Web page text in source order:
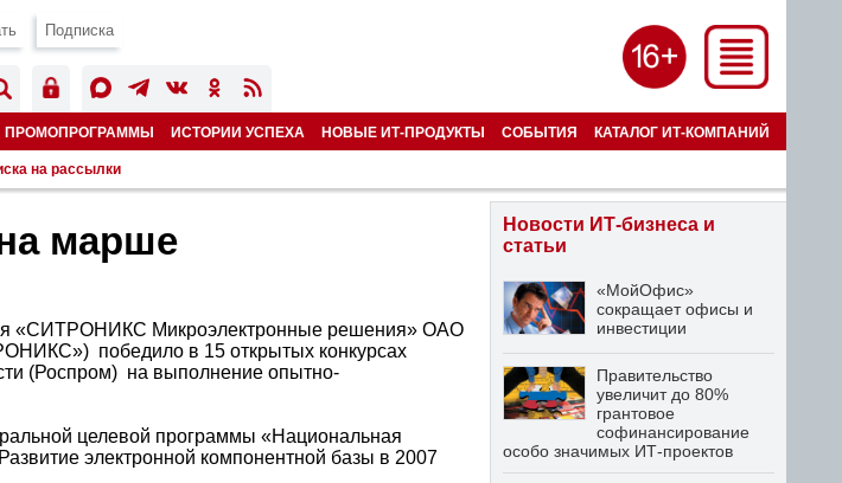
Подписка
ПРОМОПРОГРАММЫ ИСТОРИИ УСПЕХА НОВЫЕ ИТ-ПРОДУКТЫ СОБЫТИЯ КАТАЛОГ ИТ-КОМПАНИЙ
на рассылки
марше
«СИТРОНИКС Микроэлектронные решения» ОАО
победило в 15 открытых конкурсах
(Роспром) на выполнение опытно-
целевой программы «Национальная
электронной компонентной базы в 2007
Новости ИТ-бизнеса и
статьи
«МойОфис»
сокращает офисы и
инвестиции
Правительство
увеличит до 80%
грантовое
софинансирование
особо значимых ИТ-проектов